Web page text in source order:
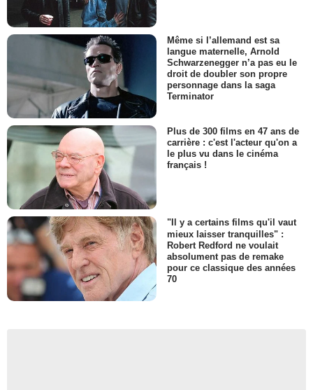
Même si l’allemand est sa
langue maternelle, Arnold
Schwarzenegger n’a pas eu le
droit de doubler son propre
personnage dans la saga
Terminator
Plus de 300 films en 47 ans de
carrière : c'est l'acteur qu'on a
le plus vu dans le cinéma
français !
"Il y a certains films qu'il vaut
mieux laisser tranquilles" :
Robert Redford ne voulait
absolument pas de remake
pour ce classique des années
70